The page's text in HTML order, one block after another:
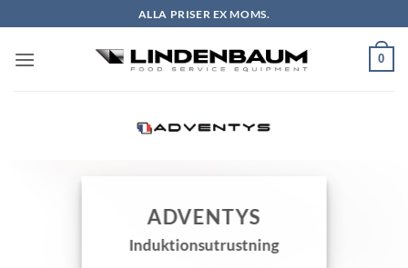
to
content
ALLA PRISER EX MOMS.
0
ADVENTYS
Induktionsutrustning